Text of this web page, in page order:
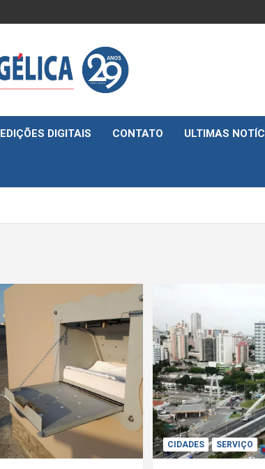
EDIÇÕES DIGITAIS CONTATO ULTIMAS
CIDADES SERVIÇO